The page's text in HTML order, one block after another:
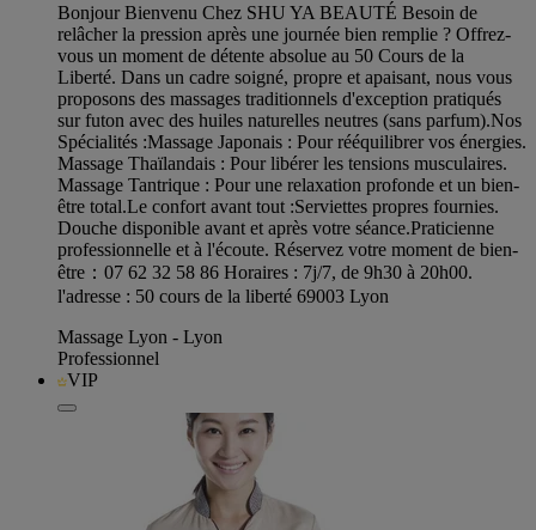
Bonjour Bienvenu Chez SHU YA BEAUTÉ Besoin de
relâcher la pression après une journée bien remplie ? Offrez-
vous un moment de détente absolue au 50 Cours de la
Liberté. Dans un cadre soigné, propre et apaisant, nous vous
proposons des massages traditionnels d'exception pratiqués
sur futon avec des huiles naturelles neutres (sans parfum). ​Nos
Spécialités : ​Massage Japonais : Pour rééquilibrer vos énergies. ​
Massage Thaïlandais : Pour libérer les tensions musculaires. ​
Massage Tantrique : Pour une relaxation profonde et un bien-
être total. ​Le confort avant tout : ​Serviettes propres fournies. ​
Douche disponible avant et après votre séance. ​Praticienne
professionnelle et à l'écoute. Réservez votre moment de bien-
être：07 62 32 58 86 Horaires : 7j/7, de 9h30 à 20h00.
l'adresse : 50 cours de la liberté 69003 Lyon
Massage Lyon - Lyon
Professionnel
VIP